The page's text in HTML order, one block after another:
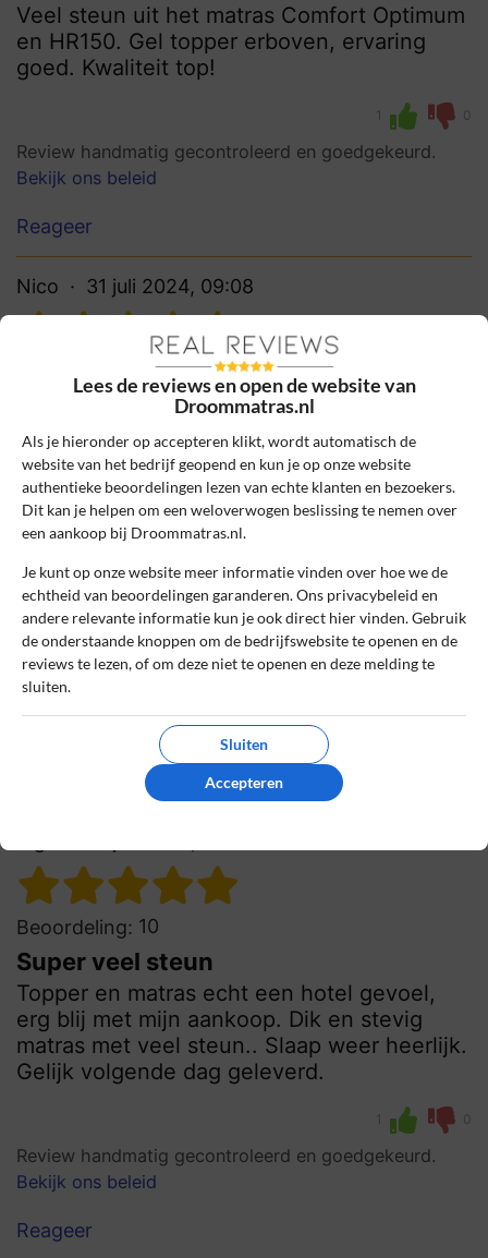
Veel steun uit het matras Comfort Optimum
en HR150. Gel topper erboven, ervaring
goed. Kwaliteit top!
1 0
Review handmatig gecontroleerd en goedgekeurd.
Bekijk ons beleid
Reageer
Nico 31 juli 2024, 09:08
10
PREMIUM HR150 Koudschuim matras
Met mijn gewicht van 142 kilo heb ik moeite
met een goed matras. Droommatas is de
enige met een matras voor mijn gewicht dat
ook nog betaalbaar is. Ik slaap zeer goed op
mijn nieuwe matras, ik zak niet door en ik
ervaar veel steun. Geen last van mijn
heupen en rug meer! Zeer zeker een
aanrader.
1
Beoordeling: 10
Super veel steun
Topper en matras echt een hotel gevoel,
erg blij met mijn aankoop. Dik en stevig
matras met veel steun.. Slaap weer heerlijk.
Gelijk volgende dag geleverd.
1 0
Review handmatig gecontroleerd en goedgekeurd.
Bekijk ons beleid
Reageer
Lees de reviews en open de website van
Droommatras.nl
Als je hieronder op accepteren klikt, wordt automatisch de
website van het bedrijf geopend en kun je op onze website
authentieke beoordelingen lezen van echte klanten en bezoekers.
Dit kan je helpen om een weloverwogen beslissing te nemen over
een aankoop bij Droommatras.nl.
Je kunt op onze website meer informatie vinden over hoe we de
echtheid van beoordelingen garanderen. Ons privacybeleid en
andere relevante informatie kun je ook direct hier vinden. Gebruik
de onderstaande knoppen om de bedrijfswebsite te openen en de
reviews te lezen, of om deze niet te openen en deze melding te
sluiten.
Sluiten
Accepteren